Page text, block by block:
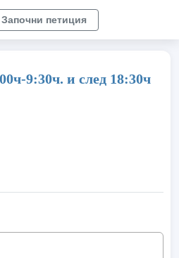
Започни петиция
9:30ч. и след 18:30ч